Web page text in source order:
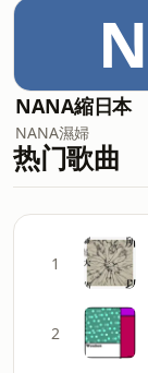
N
NANA縮日本
NANA濕婦
热门歌曲
1
2